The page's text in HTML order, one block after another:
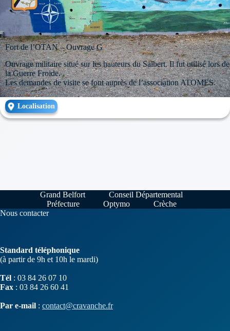
Fort de l’OTAN – Ouvrage G
Ouvrage militaire situé sur les hauteurs du Salbert. Il fut utilisé lors de
la Guerre Froide.
Les demandes de visite se font auprès de l’association ATOMES.
Localisation
Grand Belfort
Conseil Départemental
Préfecture
Optymo
Crèche
Nous contacter
Standard téléphonique
(à partir de 9h et 10h le mardi)
Tél : 03 84 26 07 10
Fax : 03 84 26 60 41
Par e-mail : contact@cravanche.fr